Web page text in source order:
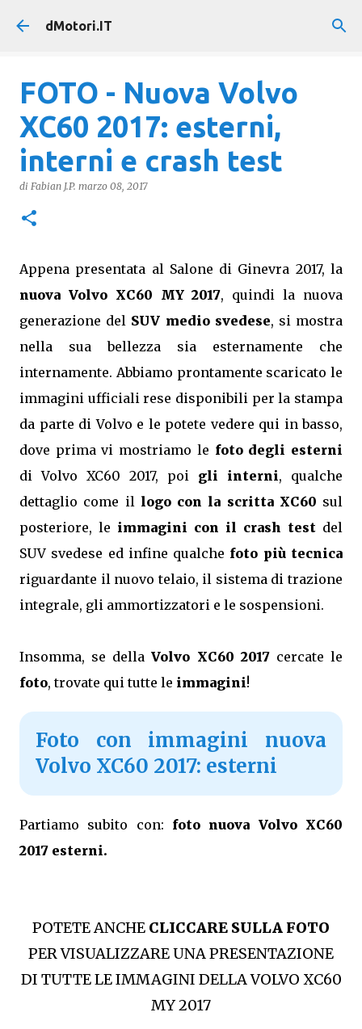
Passa ai contenuti principali
dMotori.IT
FOTO - Nuova Volvo
XC60 2017: esterni,
interni e crash test
di Fabian J.P. marzo 08, 2017
Appena presentata al Salone di Ginevra 2017, la
nuova Volvo XC60 MY 2017, quindi la nuova
generazione del SUV medio svedese, si mostra
nella sua bellezza sia esternamente che
internamente. Abbiamo prontamente scaricato le
immagini ufficiali rese disponibili per la stampa
da parte di Volvo e le potete vedere qui in basso,
dove prima vi mostriamo le foto degli esterni
di Volvo XC60 2017, poi gli interni, qualche
dettaglio come il logo con la scritta XC60 sul
posteriore, le immagini con il crash test del
SUV svedese ed infine qualche foto più tecnica
riguardante il nuovo telaio, il sistema di trazione
integrale, gli ammortizzatori e le sospensioni.
Insomma, se dellaVolvo XC60 2017cercate le
foto, trovate qui tutte le immagini!
Foto con immagini nuova
Volvo XC60 2017: esterni
Partiamo subito con: foto nuova Volvo XC60
2017 esterni.
POTETE ANCHE CLICCARE SULLA FOTO
PER VISUALIZZARE UNA PRESENTAZIONE
DI TUTTE LE IMMAGINI DELLA VOLVO XC60
MY 2017